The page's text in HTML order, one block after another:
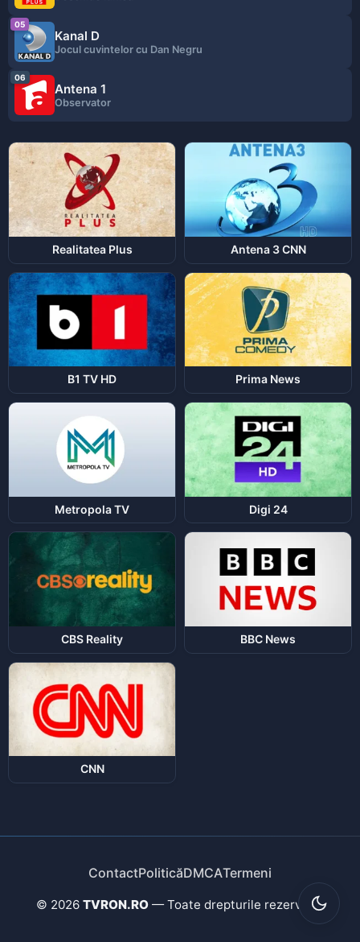
05
Kanal D
Jocul cuvintelor cu Dan Negru
06
Antena 1
Observator
Realitatea Plus Antena 3 CNN
B1 TV HD Prima News
Metropola TV Digi 24
CBS Reality BBC News
CNN
ContactPoliticăDMCATermeni
© 2026 TVRON.RO — Toate drepturile rezervate.